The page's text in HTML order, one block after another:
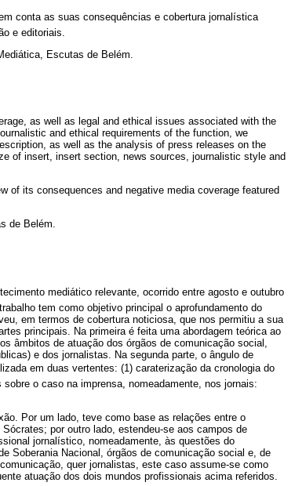
conta as suas consequências e cobertura jornalística
e editoriais.
Escutas de Belém.
as well as legal and ethical issues associated with the
and ethical requirements of the function, we
as well as the analysis of press releases on the
of insert, insert section, news sources, journalistic style and
its consequences and negative media coverage featured
de Belém.
mediático relevante, ocorrido entre agosto e outubro
tem como objetivo principal o aprofundamento do
em termos de cobertura noticiosa, que nos permitiu a sua
principais. Na primeira é feita uma abordagem teórica ao
âmbitos de atuação dos órgãos de comunicação social,
e dos jornalistas. Na segunda parte, o ângulo de
em duas vertentes: (1) caraterização da cronologia do
o caso na imprensa, nomeadamente, nos jornais:
Por um lado, teve como base as relações entre o
por outro lado, estendeu-se aos campos de
jornalístico, nomeadamente, às questões do
Soberania Nacional, órgãos de comunicação social e, de
quer jornalistas, este caso assume-se como
atuação dos dois mundos profissionais acima referidos.